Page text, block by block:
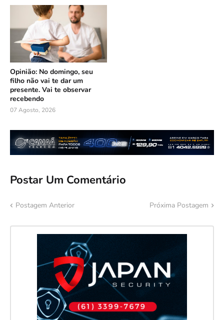
Opinião: No domingo, seu
filho não vai te dar um
presente. Vai te observar
recebendo
07 Agosto, 2026
Postar Um Comentário
Postagem Anterior Próxima Postagem